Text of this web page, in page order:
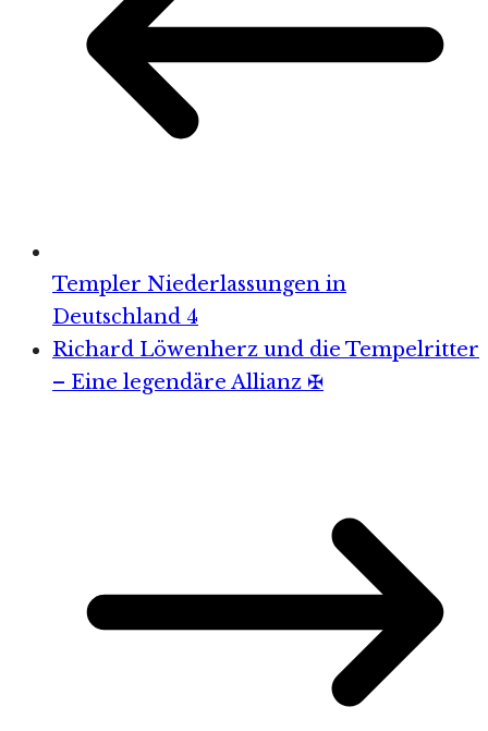
Templer Niederlassungen in
Deutschland 4
Richard Löwenherz und die Tempelritter
– Eine legendäre Allianz ✠